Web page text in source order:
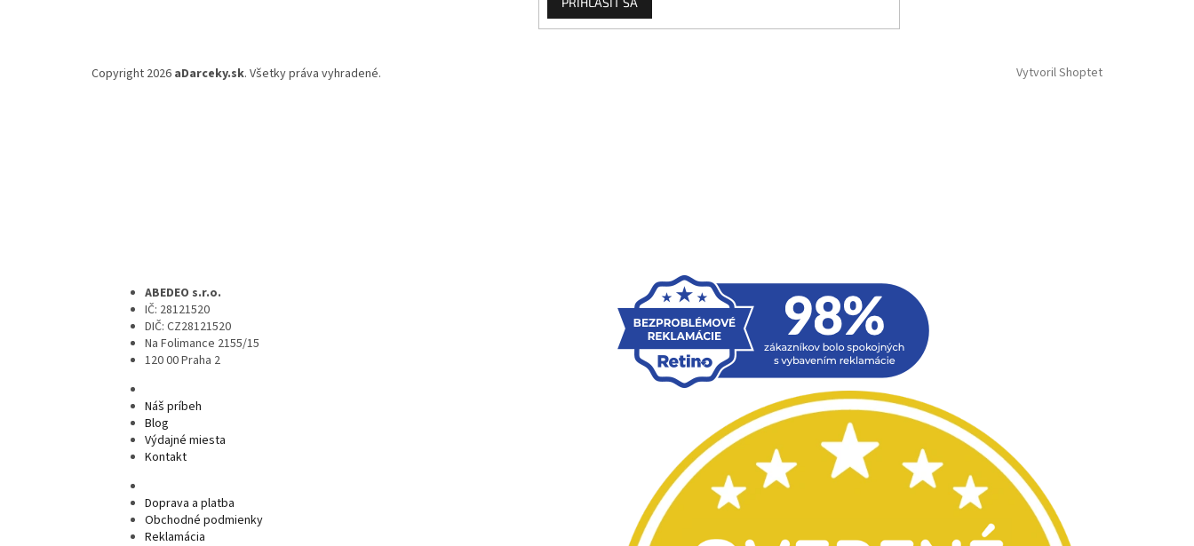
Vytvoril Shoptet
Copyright 2026 aDarceky.sk. Všetky práva vyhradené.
ABEDEO s.r.o.
IČ: 28121520
DIČ: CZ28121520
Na Folimance 2155/15
120 00 Praha 2
Náš príbeh
Blog
Výdajné miesta
Kontakt
Doprava a platba
Obchodné podmienky
Reklamácia